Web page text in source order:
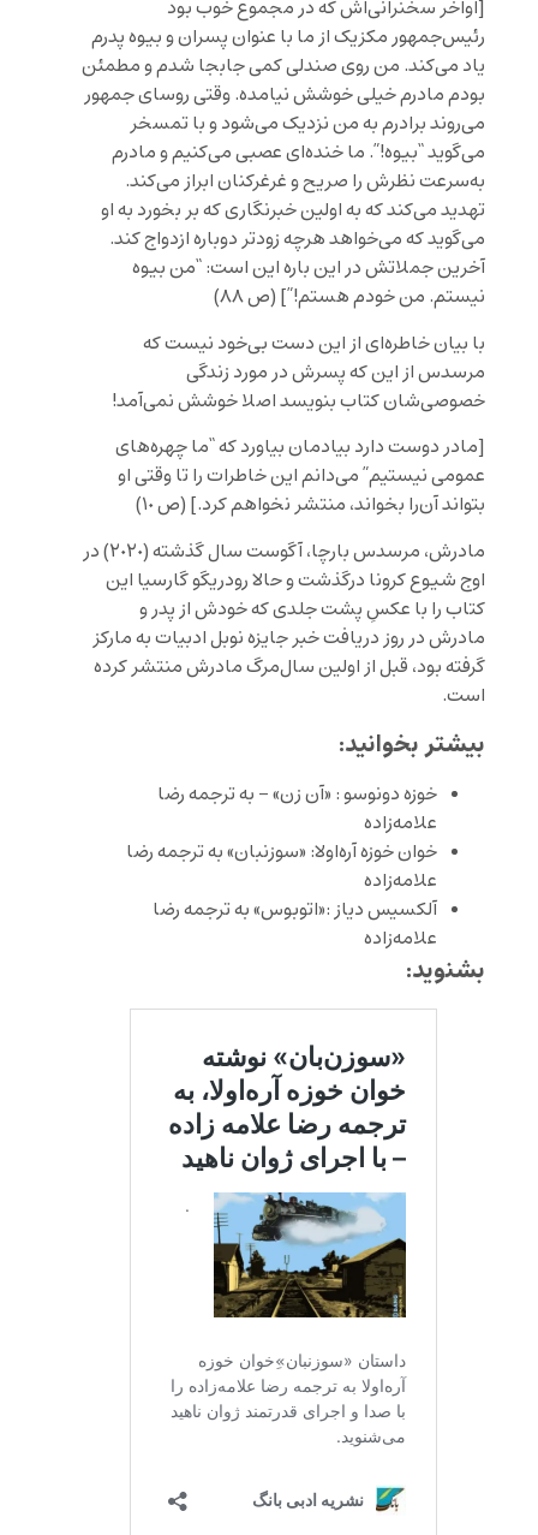
[اواخر سخنرانیاش که در مجموع خوب بود
رئیسجمهور مکزیک از ما با عنوان پسران و بیوه پدرم
یاد میکند. من روی صندلی کمی جابجا شدم و مطمئن
بودم مادرم خیلی خوشش نیامده. وقتی روسای جمهور
میروند برادرم به من نزدیک میشود و با تمسخر
میگوید “بیوه!”. ما خنده‌ایعصبی میکنیم و مادرم
بهسرعت نظرش را صریح و غرغرکنان ابراز میکند.
تهدید میکند که به اولین خبرنگاری که بر بخورد به او
میگوید که میخواهد هرچه زودتر دوباره ازدواج کند.
آخرین جملاتش در این باره این است: “من بیوه
نیستم. من خودم هستم!”] (ص ٨٨)
با بیان خاطره‌ای از این دست بی‌خود نیست که
مرسدس از این که پسرش در مورد زندگی
خصوصی‌شان کتاب بنویسد اصلا خوشش نمی‌آمد!
[مادر دوست دارد بيادمان بياورد كه “ما چهرههاى
عمومى نيستيم” مىدانم اين خاطرات را تا وقتى او
بتواند آنرا بخواند، منتشر نخواهم كرد.] (ص ١٠)
مادرش، مرسدس بارچا، آگوست سال گذشته (٢٠٢٠) در
اوج شیوع كرونا درگذشت و حالا رودریگو گارسیا اين
كتاب را با عکسِ پشت جلدی که خودش از پدر و
مادرش در روز دریافت خبر جایزه نوبل ادبیات به مارکز
گرفته بود، قبل از اولين سال‌مرگ مادرش منتشر کرده
است.
بیشتر بخوانید:
خوزه دونوسو : «آن زن» – به ترجمه رضا
علامه‌زاده
خوان خوزه آره‌اولا: «سوزنبان» به ترجمه رضا
علامه‌زاده
آلکسیس دیاز :«اتوبوس» به ترجمه رضا
علامه‌زاده
بشنوید: